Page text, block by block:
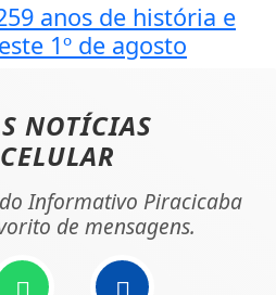
anos de história e
1º de agosto
NOTÍCIAS
Informativo Piracicaba
de mensagens.